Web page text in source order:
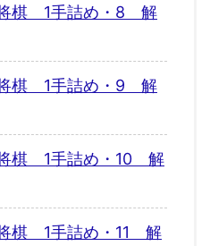
棋 1手詰め・8 解
棋 1手詰め・9 解
棋 1手詰め・10 解
棋 1手詰め・11 解